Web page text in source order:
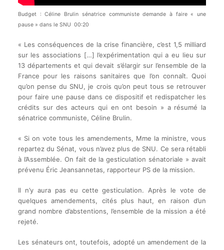
Budget : Céline Brulin sénatrice communiste demande à faire « une
pause » dans le SNU 00:20
« Les conséquences de la crise financière, c’est 1,5 milliard
sur les associations […] l’expérimentation qui a eu lieu sur
13 départements et qui devait s’élargir sur l’ensemble de la
France pour les raisons sanitaires que l’on connaît. Quoi
qu’on pense du SNU, je crois qu’on peut tous se retrouver
pour faire une pause dans ce dispositif et redispatcher les
crédits sur des acteurs qui en ont besoin » a résumé la
sénatrice communiste, Céline Brulin.
« Si on vote tous les amendements, Mme la ministre, vous
repartez du Sénat, vous n’avez plus de SNU. Ce sera rétabli
à l’Assemblée. On fait de la gesticulation sénatoriale » avait
prévenu Éric Jeansannetas, rapporteur PS de la mission.
Il n’y aura pas eu cette gesticulation. Après le vote de
quelques amendements, cités plus haut, en raison d’un
grand nombre d’abstentions, l’ensemble de la mission a été
rejeté.
Les sénateurs ont, toutefois, adopté un amendement de la